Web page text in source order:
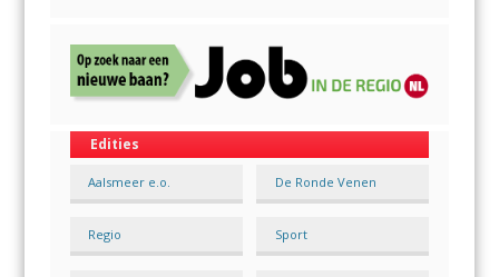
Edities
Aalsmeer e.o. De Ronde Venen
Regio Sport